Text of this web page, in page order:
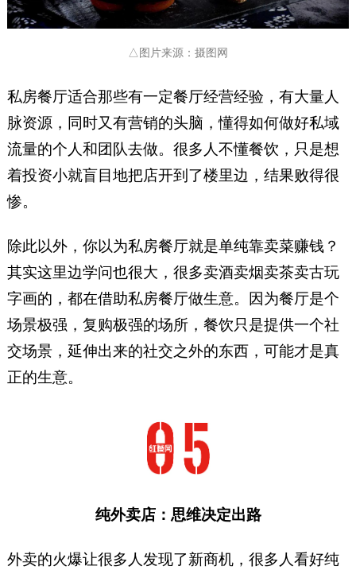
△图片来源：摄图网
私房餐厅适合那些有一定餐厅经营经验，有大量人
脉资源，同时又有营销的头脑，懂得如何做好私域
流量的个人和团队去做。很多人不懂餐饮，只是想
着投资小就盲目地把店开到了楼里边，结果败得很
惨。
除此以外，你以为私房餐厅就是单纯靠卖菜赚钱？
其实这里边学问也很大，很多卖酒卖烟卖茶卖古玩
字画的，都在借助私房餐厅做生意。因为餐厅是个
场景极强，复购极强的场所，餐饮只是提供一个社
交场景，延伸出来的社交之外的东西，可能才是真
正的生意。
纯外卖店：思维决定出路
外卖的火爆让很多人发现了新商机，很多人看好纯